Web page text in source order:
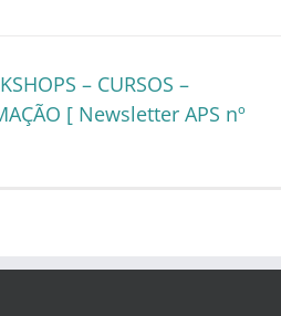
– CURSOS –
[ Newsletter APS nº